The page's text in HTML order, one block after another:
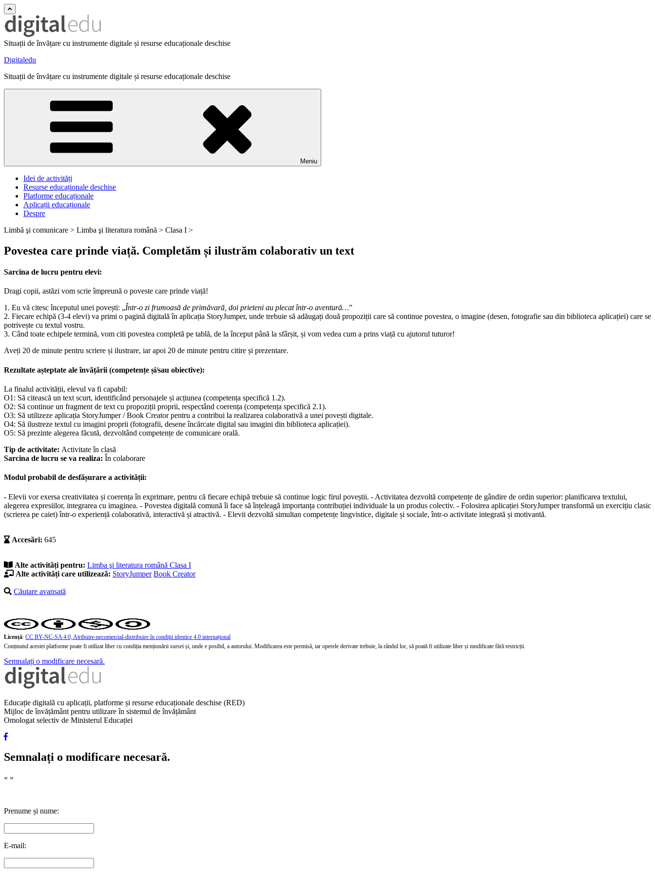
Situații de învățare cu instrumente digitale și resurse educaționale deschise
Digitaledu
Situații de învățare cu instrumente digitale și resurse educaționale deschise
Meniu
Idei de activități
Resurse educaționale deschise
Platforme educaționale
Aplicații educaționale
Despre
Limbă şi comunicare > Limba şi literatura română > Clasa I >
Povestea care prinde viață. Completăm și ilustrăm colaborativ un text
Sarcina de lucru pentru elevi:
Dragi copii, astăzi vom scrie împreună o poveste care prinde viață!
1. Eu vă citesc începutul unei povești: „Într-o zi frumoasă de primăvară, doi prieteni au plecat într-o aventură…”
2. Fiecare echipă (3-4 elevi) va primi o pagină digitală în aplicația StoryJumper, unde trebuie să adăugați două propoziții care să continue povestea, o imagine (desen, fotografie sau din biblioteca aplicației) care se
potrivește cu textul vostru.
3. Când toate echipele termină, vom citi povestea completă pe tablă, de la început până la sfârșit, și vom vedea cum a prins viață cu ajutorul tuturor!
Aveți 20 de minute pentru scriere și ilustrare, iar apoi 20 de minute pentru citire și prezentare.
Rezultate așteptate ale învățării (competențe și/sau obiective):
La finalul activității, elevul va fi capabil:
O1: Să citească un text scurt, identificând personajele și acțiunea (competența specifică 1.2).
O2: Să continue un fragment de text cu propoziții proprii, respectând coerența (competența specifică 2.1).
O3: Să utilizeze aplicația StoryJumper / Book Creator pentru a contribui la realizarea colaborativă a unei povești digitale.
O4: Să ilustreze textul cu imagini proprii (fotografii, desene încărcate digital sau imagini din biblioteca aplicației).
O5: Să prezinte alegerea făcută, dezvoltând competențe de comunicare orală.
Tip de activitate: Activitate în clasă
Sarcina de lucru se va realiza: În colaborare
Modul probabil de desfășurare a activității:
- Elevii vor exersa creativitatea și coerența în exprimare, pentru că fiecare echipă trebuie să continue logic firul poveștii. - Activitatea dezvoltă competențe de gândire de ordin superior: planificarea textului,
alegerea expresiilor, integrarea cu imaginea. - Povestea digitală comună îi face să înțeleagă importanța contribuției individuale la un produs colectiv. - Folosirea aplicației StoryJumper transformă un exercițiu clasic
(scrierea pe caiet) într-o experiență colaborativă, interactivă și atractivă. - Elevii dezvoltă simultan competențe lingvistice, digitale și sociale, într-o activitate integrată și motivantă.
Accesări: 645
Alte activități pentru: Limba şi literatura română Clasa I
Alte activități care utilizează: StoryJumper Book Creator
Căutare avansată
Licență: CC BY-NC-SA 4.0, Atribuire-necomercial-distribuire în condiţii identice 4.0 internațional
Conținutul acestei platforme poate fi utilizat liber cu condiția menționării sursei și, unde e posibil, a autorului. Modificarea este permisă, iar operele derivate trebuie, la rândul lor, să poată fi utilizate liber și modificate fără restricții.
Semnalați o modificare necesară.
Educație digitală cu aplicații, platforme și resurse educaționale deschise (RED)
Mijloc de învățământ pentru utilizare în sistemul de învățământ
Omologat selectiv de Ministerul Educației
Semnalați o modificare necesară.
« »
Prenume și nume:
E-mail: